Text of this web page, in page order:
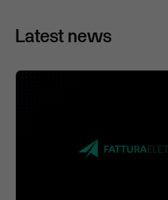
Latest news